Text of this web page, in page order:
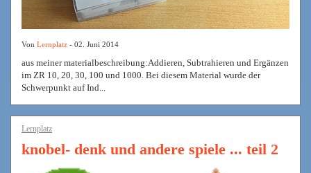
Von Lernplatz - 02. Juni 2014
aus meiner materialbeschreibung:Addieren, Subtrahieren und Ergänzen
im ZR 10, 20, 30, 100 und 1000. Bei diesem Material wurde der
Schwerpunkt auf Ind...
Lernplatz
knobel- denk und andere spiele ... teil 2